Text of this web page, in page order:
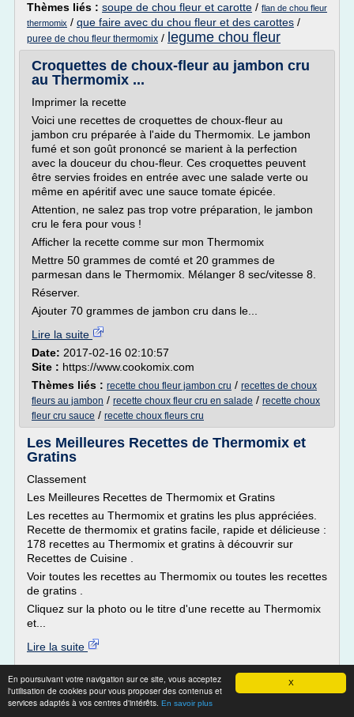
X
En poursuivant votre navigation sur ce site, vous acceptez
l'utilisation de cookies pour vous proposer des contenus et
services adaptés à vos centres d'intérêts. En savoir plus
Thèmes liés : soupe de chou fleur et carotte / flan de chou fleur
thermomix / que faire avec du chou fleur et des carottes /
puree de chou fleur thermomix / legume chou fleur
Croquettes de choux-fleur au jambon cru
au Thermomix ...
Imprimer la recette
Voici une recettes de croquettes de choux-fleur au
jambon cru préparée à l'aide du Thermomix. Le jambon
fumé et son goût prononcé se marient à la perfection
avec la douceur du chou-fleur. Ces croquettes peuvent
être servies froides en entrée avec une salade verte ou
même en apéritif avec une sauce tomate épicée.
Attention, ne salez pas trop votre préparation, le jambon
cru le fera pour vous !
Afficher la recette comme sur mon Thermomix
Mettre 50 grammes de comté et 20 grammes de
parmesan dans le Thermomix. Mélanger 8 sec/vitesse 8.
Réserver.
Ajouter 70 grammes de jambon cru dans le...
Lire la suite
Date: 2017-02-16 02:10:57
Site : https://www.cookomix.com
Thèmes liés : recette chou fleur jambon cru / recettes de choux
fleurs au jambon / recette choux fleur cru en salade / recette choux
fleur cru sauce / recette choux fleurs cru
Les Meilleures Recettes de Thermomix et
Gratins
Classement
Les Meilleures Recettes de Thermomix et Gratins
Les recettes au Thermomix et gratins les plus appréciées.
Recette de thermomix et gratins facile, rapide et délicieuse :
178 recettes au Thermomix et gratins à découvrir sur
Recettes de Cuisine .
Voir toutes les recettes au Thermomix ou toutes les recettes
de gratins .
Cliquez sur la photo ou le titre d'une recette au Thermomix
et...
Lire la suite
Site :recettes.de
Velouté de chou-fleur et poireau - Mes